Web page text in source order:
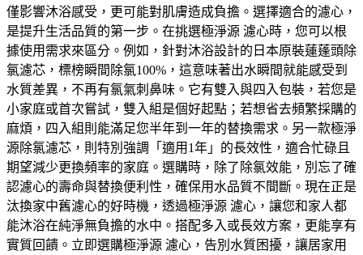
僅影響沐浴感受，更可能對肌膚造成負擔。選擇適合的濾心，
是提升生活品質的第一步。在挑選極淨源 濾心時，您可以根
據使用需求來區分。例如，針對沐浴設計的日本原裝蓮蓬頭除
氯濾芯，標榜瞬間除氯100%，這意味著出水瞬間就能感受到
水質差異，不再有氯氣刺鼻味。它有雙入與四入包裝，若您是
小家庭或首次嘗試，雙入組是個好起點；若想省去頻繁採購的
麻煩，四入組則能滿足您半年到一年的替換需求。另一款極淨
源除氯濾芯，則特別強調「適用1年」的長效性，適合忙碌且
期望減少更換頻率的家庭。選購時，除了除氯效能，別忘了確
認濾心的壽命與替換便利性，確保用水品質不間斷。現在正是
汰換家中舊濾心的好時機，透過極淨源 濾心，讓您和家人都
能沐浴在純淨無負擔的水中。搭配多入或長效方案，更能享有
實質回饋。立即選購極淨源 濾心，告別水質困擾，讓居家用